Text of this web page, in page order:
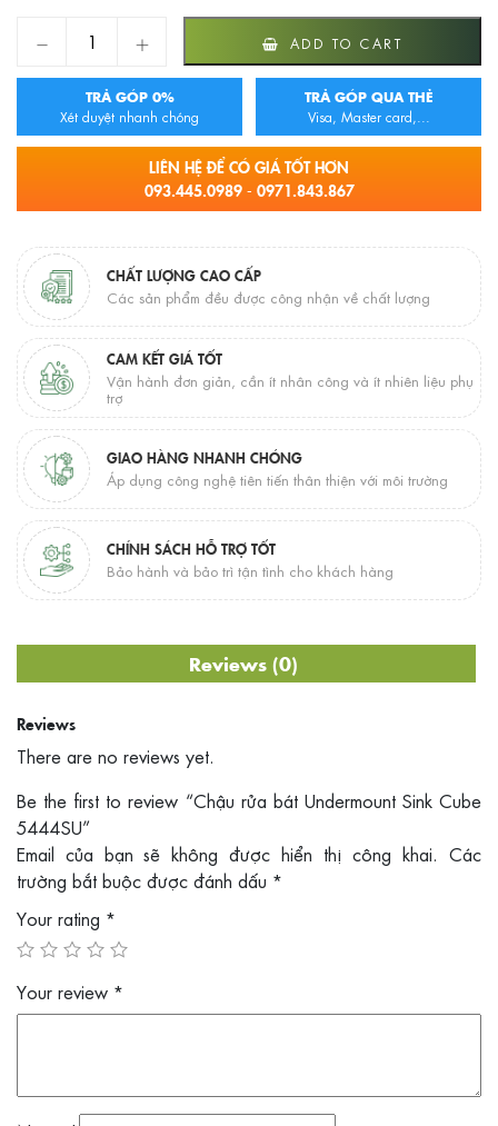
ADD TO CART
TRẢ GÓP 0%
Xét duyệt nhanh chóng
TRẢ GÓP QUA THẺ
Visa, Master card,...
LIÊN HỆ ĐỂ CÓ GIÁ TỐT HƠN
093.445.0989 - 0971.843.867
CHẤT LƯỢNG CAO CẤP
Các sản phẩm đều được công nhận về chất lượng
CAM KẾT GIÁ TỐT
Vận hành đơn giản, cần ít nhân công và ít nhiên liệu phụ
trợ
GIAO HÀNG NHANH CHÓNG
Áp dụng công nghệ tiên tiến thân thiện với môi trường
CHÍNH SÁCH HỖ TRỢ TỐT
Bảo hành và bảo trì tận tình cho khách hàng
Reviews (0)
Reviews
There are no reviews yet.
Be the first to review “Chậu rửa bát Undermount Sink Cube
5444SU”
Email của bạn sẽ không được hiển thị công khai. Các
trường bắt buộc được đánh dấu *
Your rating *
Your review *